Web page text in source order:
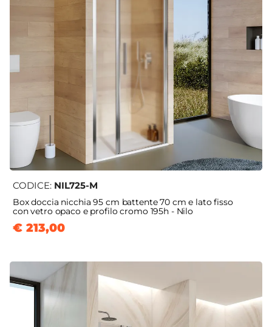
CODICE: NIL725-M
Box doccia nicchia 95 cm battente 70 cm e lato fisso
con vetro opaco e profilo cromo 195h - Nilo
€ 213,00